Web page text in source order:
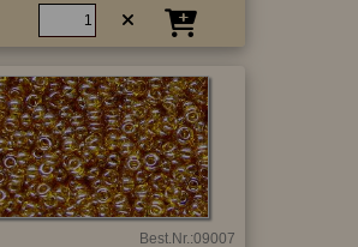
Best.Nr.:09007